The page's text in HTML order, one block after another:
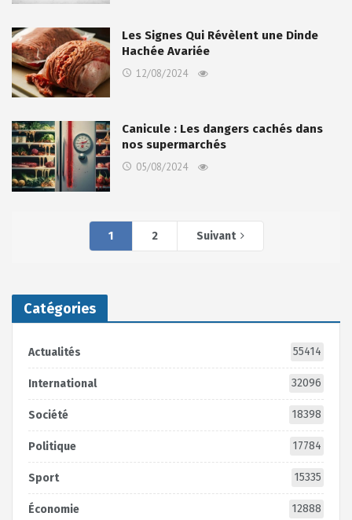
Les Signes Qui Révèlent une Dinde
Hachée Avariée
12/08/2024
Canicule : Les dangers cachés dans
nos supermarchés
05/08/2024
1 2 Suivant
Catégories
Actualités 55414
International 32096
Société 18398
Politique 17784
Sport 15335
Économie 12888